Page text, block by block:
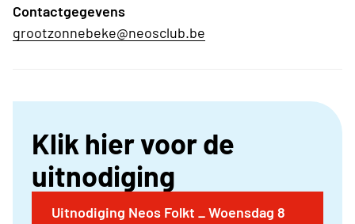
Contactgegevens
grootzonnebeke@neosclub.be
Klik hier voor de
uitnodiging
Uitnodiging Neos Folkt _ Woensdag 8